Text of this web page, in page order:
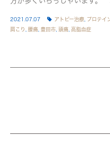
2021.07.07 アトピー治療 プロテイ
肩こり
腰痛 豊田市 頭痛 高脂血症